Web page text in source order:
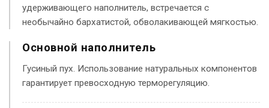
удерживающего наполнитель, встречается с
необычайно бархатистой, обволакивающей мягкостью.
Основной наполнитель
Гусиный пух. Использование натуральных компонентов
гарантирует превосходную терморегуляцию.